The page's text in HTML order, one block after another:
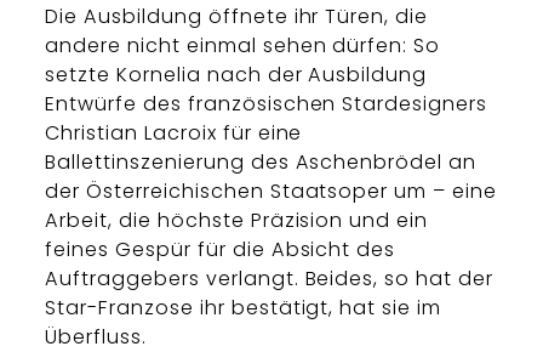
Die Ausbildung öffnete ihr Türen, die
andere nicht einmal sehen dürfen: So
setzte Kornelia nach der Ausbildung
Entwürfe des französischen Stardesigners
Christian Lacroix für eine
Ballettinszenierung des Aschenbrödel an
der Österreichischen Staatsoper um – eine
Arbeit, die höchste Präzision und ein
feines Gespür für die Absicht des
Auftraggebers verlangt. Beides, so hat der
Star-Franzose ihr bestätigt, hat sie im
Überfluss.